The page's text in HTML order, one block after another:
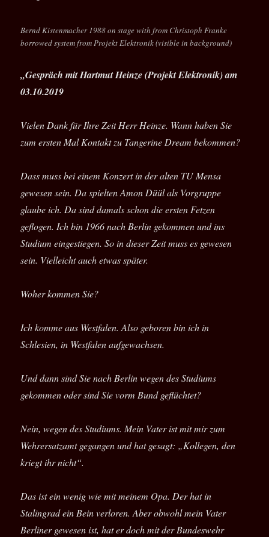
Bernd Kistenmacher 1988 on stage with from Christoph Franke
borrowed system from Projekt Elektronik (visible in background)
„Gespräch mit Hartmut Heinze (Projekt Elektronik) am
03.10.2019
Vielen Dank für Ihre Zeit Herr Heinze. Wann haben Sie
zum ersten Mal Kontakt zu Tangerine Dream bekommen?
Dass muss bei einem Konzert in der alten TU Mensa
gewesen sein. Da spielten Amon Düül als Vorgruppe
glaube ich. Da sind damals schon die ersten Fetzen
geflogen. Ich bin 1966 nach Berlin gekommen und ins
Studium eingestiegen. So in dieser Zeit muss es gewesen
sein. Vielleicht auch etwas später.
Woher kommen Sie?
Ich komme aus Westfalen. Also geboren bin ich in
Schlesien, in Westfalen aufgewachsen.
Und dann sind Sie nach Berlin wegen des Studiums
gekommen oder sind Sie vorm Bund geflüchtet?
Nein, wegen des Studiums. Mein Vater ist mit mir zum
Wehrersatzamt gegangen und hat gesagt: „Kollegen, den
kriegt ihr nicht“.
Das ist ein wenig wie mit meinem Opa. Der hat in
Stalingrad ein Bein verloren. Aber obwohl mein Vater
Berliner gewesen ist, hat er doch mit der Bundeswehr